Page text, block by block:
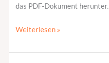
das PDF-Dokument herunter.
Weiterlesen »